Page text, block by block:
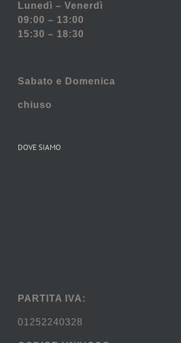
Lunedì – Venerdì
09:00 – 13:00
15:30 – 18:30
Sabato e Domenica
chiuso
DOVE SIAMO
PARTITA IVA:
01252240328